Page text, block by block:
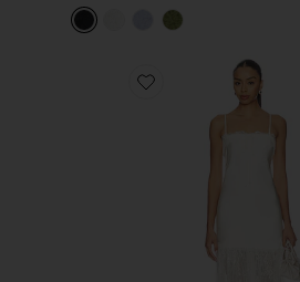
Favorite ПЛАТЬЕ PECHE